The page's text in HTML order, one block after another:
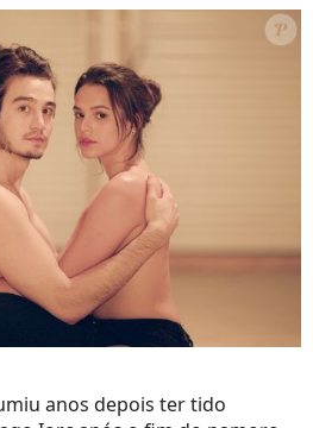
anos depois ter tido